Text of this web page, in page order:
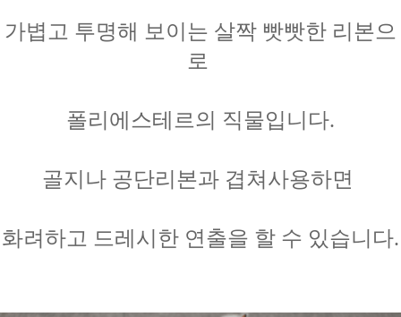
가볍고 투명해 보이는 살짝 빳빳한 리본으
로
폴리에스테르의 직물입니다.
골지나 공단리본과 겹쳐사용하면
화려하고 드레시한 연출을 할 수 있습니다.